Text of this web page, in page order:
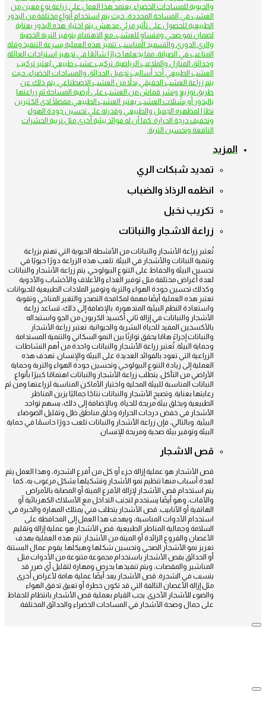
والحيوية للمساحات الخضراء. يعتمد هذا العمل على زراعة نوع معين من
العشب في المساحة المحددة، حيث يتم استخدام أنواع مختلفة من البذور
الطبيعية للحصول على تأثير مرئي مدهش. يتم اختيار هذه البذور بعناية
لضمان نمو صحي ومتساوٍ للعشب، مع الاهتمام بتوفير التربة الخصبة
والري الدوري والتسميد المناسب. تتميز هذه العملية بسرعة التنفيذ وقلة
المتاعب في الصيانة، مما يجعلها خيارًا شائعًا في تجهيز استراحات العائلة
وحدائق المنازل والملاعب الرياضية. تركيب عشب طبيعي يُعتبر تركيب
العشب الطبيعي أحد أساليب تجميل الحدائق والمساحات الخضراء، حيث
يتم زراعة العشب الحقيقي بدلاً من العشب الاصطناعي. يتم ذلك عن
طريق توزيع ونشر قماش من العشب على أرضية المساحة ثم زراعتها
بالبذور أو بشتلات العشب. يعتبر العشب الطبيعي مفضلًا لدى الكثيرين
نظرًا لمظهره الجميل والطبيعي وقدرته على تحسين جودة الهواء
وتخفيف درجة الحرارة. كما أن له فوائد بيئية أخرى مثل تربية الحشرات
النافعة وتحسين التربة.
المزيد
تمديد شبكات الري
انظمه الرذاذ والضباب
تكريب نخيل
زراعة الاشجار والنباتات
تُعتبر زراعة الأشجار والنباتات من الأنشطة الحيوية التي تهتم بزراعة
وتنمية النباتات والأشجار في البيئة. تلعب هذه الزراعة دورًا حيويًا في
تحسين البيئة والحفاظ على التنوع البيولوجي. يتم زراعة الأشجار والنباتات
لعدة أغراض مختلفة مثل توفير الغذاء والأعلاف والأخشاب والأدوية
وكذلك تحسين جودة الهواء والتربة وتوفير الملاذات الطبيعية للحيوانات.
تعتبر هذه العملية أيضًا مهمة لمكافحة التصحر والتغير المناخي وتقوية
واستعادة النظم البيئية المتدهورة. بالإضافة إلى ذلك، تساعد زراعة
الأشجار والنباتات في إزالة ثاني أكسيد الكربون من الجو واستبداله
بالأكسجين المفيد للحياة البشرية والحيوانية. تعتبر زراعة الأشجار
والنباتات إجراءً هامًا يحقق توازنًا بين النمو السكاني والتنمية المستدامة
وحماية البيئة. تُعتبر زراعة الأشجار والنباتات واحدة من أهم النشاطات
الزراعية التي تعود بالفوائد العديدة على البيئة والإنسان. تهدف هذه
العملية إلى زيادة التنوع البيولوجي وتحسين جودة الهواء والتربة وحماية
الأراضي من التآكل. يتطلب زراعة الأشجار والنباتات اهتمامًا كبيرًا بأنواع
النباتات المناسبة للبيئة المحلية واختيار الأماكن المناسبة لزراعتها ومن ثم
رعايتها بعناية. وتصبح الأشجار والنباتات نتاجًا جماليًا يزين المناظر
الطبيعية ويخلق بيئة مريحة للحياة. وبالإضافة إلى ذلك، يسهم تواجد
الأشجار في خفض درجات الحرارة وخلق مناطق ظل وتقليل الضوضاء
البيئية. وبالتالي، فإن زراعة الأشجار والنباتات تلعب دورًا حاسمًا في حماية
البيئة وتوفير بيئة صحية ومريحة للإنسان.
قص الاشجار
قص الأشجار هو عملية إزالة جزء أو كل من أفرع الشجرة، وهذا العمل يتم
لعدة أسباب منها تنظيم نمو الأشجار وتشكيلها بشكل مرغوب به، كما
يتم استخدام قص الأشجار لإزالة الأفرع الميتة أو المصابة بالأمراض
والآفات، وهو أيضًا يستخدم لتجنب التداخل مع الأسلاك الكهربائية أو
الهاتفية أو الأنابيب. قص الأشجار يتطلب فني يمتلك المهارة والخبرة في
استخدام الأدوات المناسبة، ويهدف هذا العمل إلى المحافظة على
السلامة وجمالية المناظر الطبيعية. قص الأشجار هو عملية إزالة وتقليم
الأغصان والفروع الزائدة أو الميتة من الأشجار. تتم هذه العملية بهدف
تعزيز نمو الأشجار الصحي وتحسين شكلها وهيكلها. يقوم عمال البستنة
أو الحدائق بقص الأشجار باستخدام مجموعة متنوعة من الأدوات مثل
المناشير والمقصات، ويتم تنفيذها بحرص ومهارة لتقليل أي ضرر قد
يتسبب في الشجرة. قص الأشجار يعد أيضًا عملية هامة لأغراض أخرى
مثل إزالة الأغصان التالفة التي قد تكون خطرة أو تعيق تدفق الهواء
والضوء للأشجار الأخرى. يجب القيام بعملية قص الأشجار بانتظام للحفاظ
على جمال وصحة الأشجار في المساحات الخضراء والحدائق المختلفة.